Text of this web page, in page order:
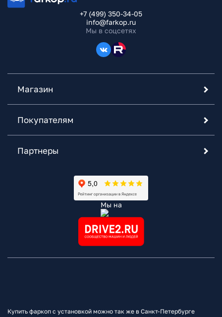
+7 (499) 350-34-05
info@farkop.ru
Мы в соцсетях
Магазин
Покупателям
Партнеры
Мы на
Купить фаркоп с установкой можно так же в Санкт-Петербурге